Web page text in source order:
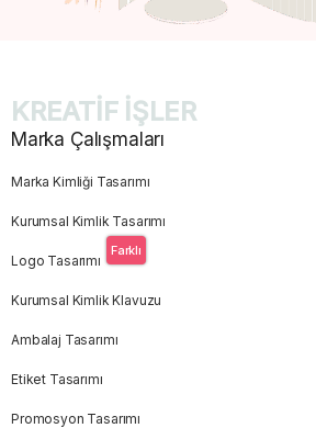
KREATİF İŞLER
Marka Çalışmaları
Marka Kimliği Tasarımı
Kurumsal Kimlik Tasarımı
Logo Tasarımı
Farklı
Kurumsal Kimlik Klavuzu
Ambalaj Tasarımı
Etiket Tasarımı
Promosyon Tasarımı